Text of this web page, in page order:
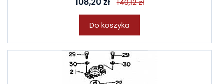
140,12 zł
Do koszyka